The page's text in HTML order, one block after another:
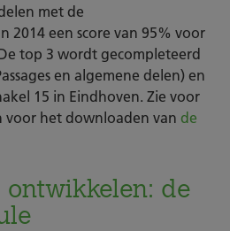
met de
2014 een score van 95% voor
top 3 wordt gecompleteerd
en algemene delen) en
15 in Eindhoven. Zie voor
voor het downloaden van de
de